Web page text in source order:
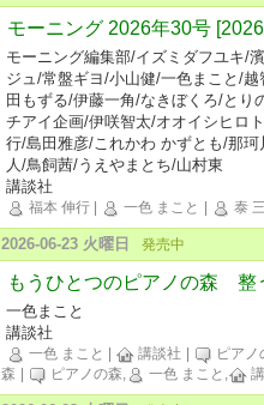
モーニング 2026年30号
モーニング編集部/イズミダフユキ/
ジュ/常盤ギヨ/小山健/一色まこと/
田もずる/伊藤一角/なきぼくろ/と
チアイ企画/伊咲智太/オオイシヒロ
行/島田雅彦/これかわ かずとも/那
人/鳥飼茜/うえやまとち/山村東
講談社
福本 伸行 一色 まこと 泰
2026-06-23 火曜日 発売中
もうひとつのピアノの森 整
一色まこと
講談社
一色 まこと 講談社
ピアノ
森
ピアノの森, 一色 まこと,